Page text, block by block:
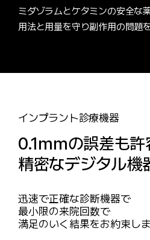
ミダゾラムとケタミンの安全な
用法と用量を守り副作用の問題
インプラント診療機器
0.1mmの誤差も許
精密なデジタル機
迅速で正確な診断機器で
最小限の来院回数で
満足のいく結果をお約束しま